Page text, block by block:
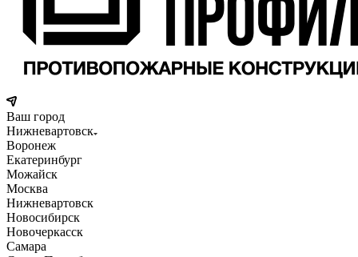
Ваш город
Нижневартовск
Воронеж
Екатеринбург
Можайск
Москва
Нижневартовск
Новосибирск
Новочеркасск
Самара